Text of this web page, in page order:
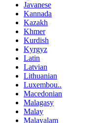
Javanese
Kannada
Kazakh
Khmer
Kurdish
Kyrgyz
Latin
Latvian
Lithuanian
Luxembou..
Macedonian
Malagasy
Malay
Malayalam